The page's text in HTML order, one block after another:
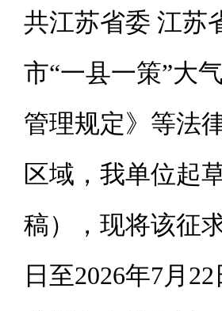
共江苏省委 江苏
市“一县一策”大
管理规定》等法
区域，我单位起
稿），现将该征
日至2026年7月